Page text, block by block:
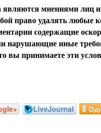
мнениями лиц
право удалять любые
содержащие
нарушающие иные
вы принимаете эти
LiveJournal